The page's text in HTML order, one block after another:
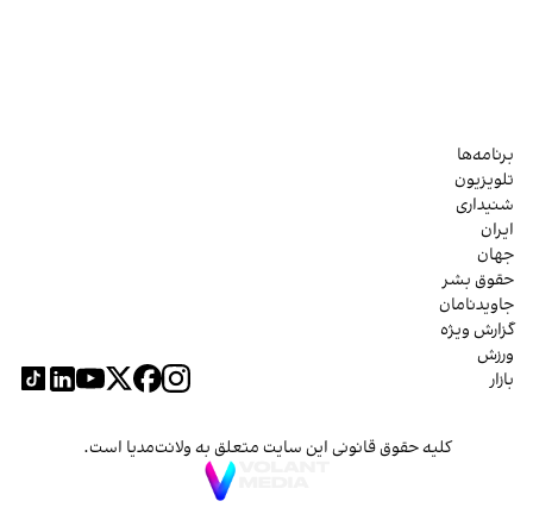
برنامه‌ها
تلویزیون
شنیداری
ایران
جهان
حقوق بشر
جاویدنامان
گزارش ویژه
ورزش
بازار
کلیه حقوق قانونی این سایت متعلق به ولانت‌مدیا است.